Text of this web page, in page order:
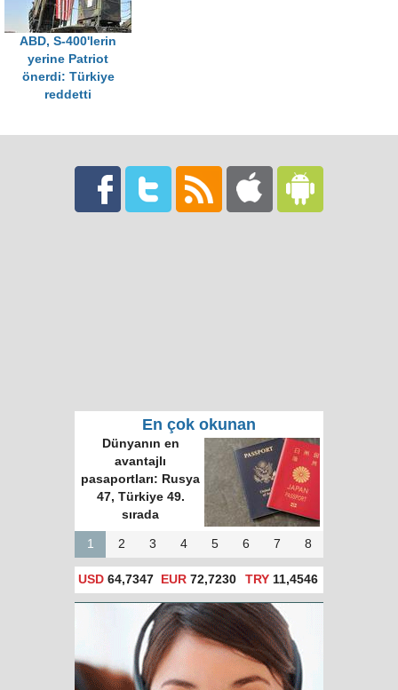
ABD, S-400'lerin
yerine Patriot
önerdi: Türkiye
reddetti
En çok okunan
Dünyanın en
avantajlı
pasaportları: Rusya
47, Türkiye 49.
sırada
1 2 3 4 5 6 7 8
USD 64,7347 EUR 72,7230 TRY 11,4546